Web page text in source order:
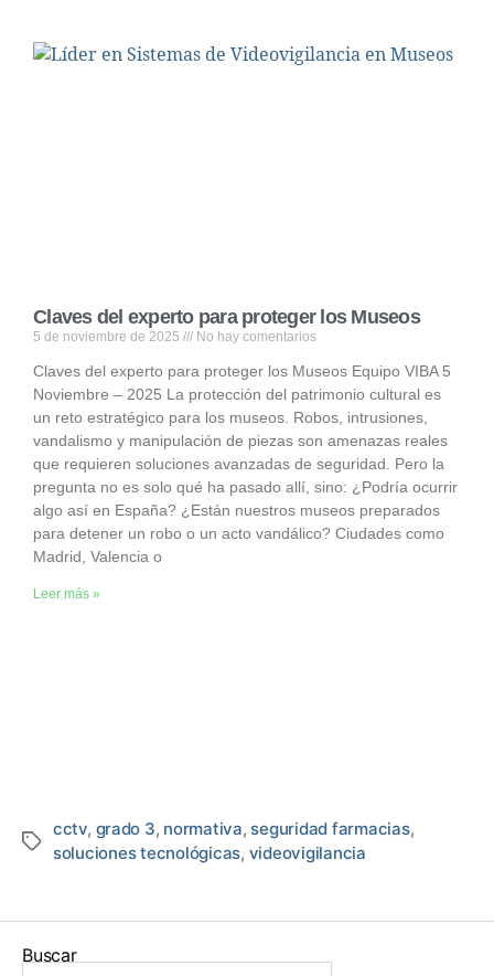
Claves del experto para proteger los Museos
5 de noviembre de 2025 No hay comentarios
Claves del experto para proteger los Museos Equipo VIBA 5
Noviembre – 2025 La protección del patrimonio cultural es
un reto estratégico para los museos. Robos, intrusiones,
vandalismo y manipulación de piezas son amenazas reales
que requieren soluciones avanzadas de seguridad. Pero la
pregunta no es solo qué ha pasado allí, sino: ¿Podría ocurrir
algo así en España? ¿Están nuestros museos preparados
para detener un robo o un acto vandálico? Ciudades como
Madrid, Valencia o
Leer más »
cctv, grado 3, normativa, seguridad farmacias,
soluciones tecnológicas, videovigilancia
Buscar